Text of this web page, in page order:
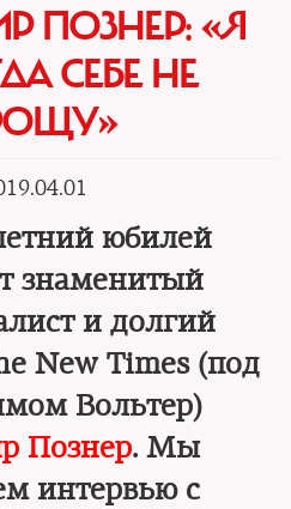
ПОЗНЕР: «Я
СЕБЕ НЕ
юбилей
знаменитый
и долгий
New Times (под
Вольтер)
Познер. Мы
интервью с